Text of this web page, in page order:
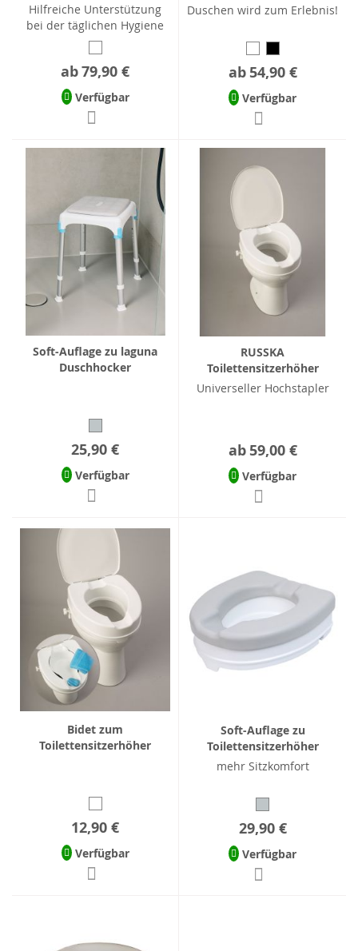
Hilfreiche Unterstützung
bei der täglichen Hygiene
ab79,90 €
Verfügbar
Duschen wird zum Erlebnis!
ab 54,90 €
Verfügbar
Soft-Auflage zu laguna
Duschhocker
25,90 €
Verfügbar
RUSSKA
Toilettensitzerhöher
Universeller Hochstapler
ab 59,00 €
Verfügbar
Bidet zum
Toilettensitzerhöher
12,90 €
Verfügbar
Soft-Auflage zu
Toilettensitzerhöher
mehr Sitzkomfort
29,90 €
Verfügbar